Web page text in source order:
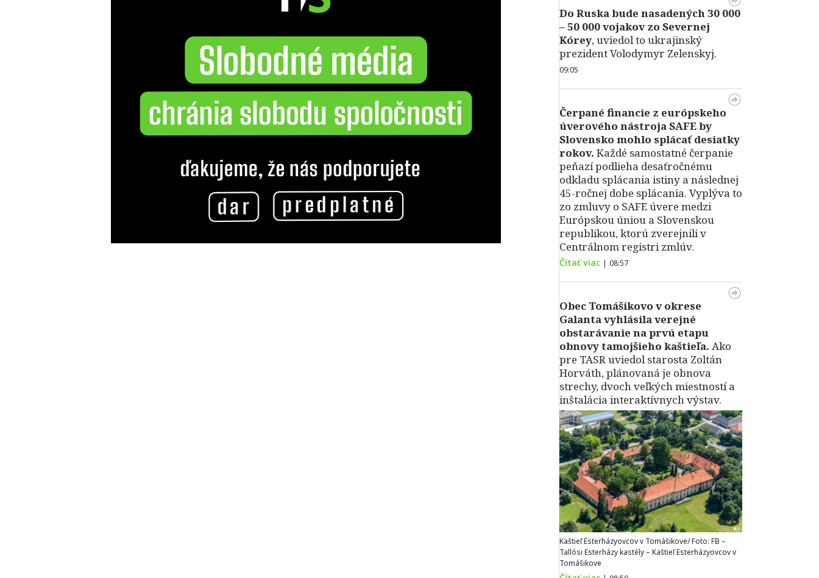
Do Ruska bude nasadených 30 000
– 50 000 vojakov zo Severnej
Kórey, uviedol to ukrajinský
prezident Volodymyr Zelenskyj.
09:05
Čerpané financie z európskeho
úverového nástroja SAFE by
Slovensko mohlo splácať desiatky
rokov. Každé samostatné čerpanie
peňazí podlieha desaťročnému
odkladu splácania istiny a následnej
45-ročnej dobe splácania. Vyplýva to
zo zmluvy o SAFE úvere medzi
Európskou úniou a Slovenskou
republikou, ktorú zverejnili v
Centrálnom registri zmlúv.
Čítať viac | 08:57
Obec Tomášikovo v okrese
Galanta vyhlásila verejné
obstarávanie na prvú etapu
obnovy tamojšieho kaštieľa. Ako
pre TASR uviedol starosta Zoltán
Horváth, plánovaná je obnova
strechy, dvoch veľkých miestností a
inštalácia interaktívnych výstav.
Kaštieľ Esterházyovcov v Tomášikove/ Foto: FB –
Tallósi Esterházy kastély – Kaštieľ Esterházyovcov v
Tomášikove